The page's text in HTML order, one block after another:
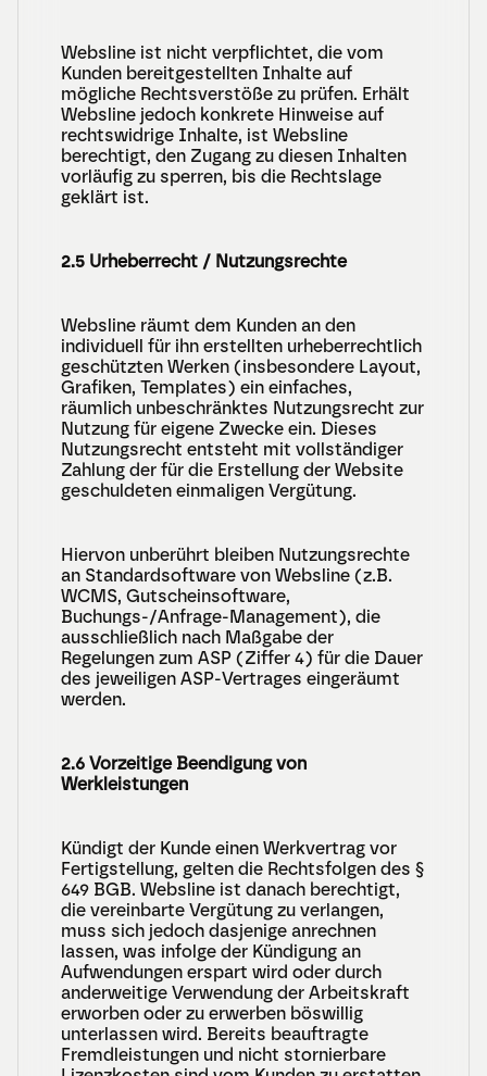
Websline ist nicht verpflichtet, die vom
Kunden bereitgestellten Inhalte auf
mögliche Rechtsverstöße zu prüfen. Erhält
Websline jedoch konkrete Hinweise auf
rechtswidrige Inhalte, ist Websline
berechtigt, den Zugang zu diesen Inhalten
vorläufig zu sperren, bis die Rechtslage
geklärt ist.
2.5 Urheberrecht / Nutzungsrechte
Websline räumt dem Kunden an den
individuell für ihn erstellten urheberrechtlich
geschützten Werken (insbesondere Layout,
Grafiken, Templates) ein einfaches,
räumlich unbeschränktes Nutzungsrecht zur
Nutzung für eigene Zwecke ein. Dieses
Nutzungsrecht entsteht mit vollständiger
Zahlung der für die Erstellung der Website
geschuldeten einmaligen Vergütung.
Hiervon unberührt bleiben Nutzungsrechte
an Standardsoftware von Websline (z.B.
WCMS, Gutscheinsoftware,
Buchungs-/Anfrage-Management), die
ausschließlich nach Maßgabe der
Regelungen zum ASP (Ziffer 4) für die Dauer
des jeweiligen ASP-Vertrages eingeräumt
werden.
2.6 Vorzeitige Beendigung von
Werkleistungen
Kündigt der Kunde einen Werkvertrag vor
Fertigstellung, gelten die Rechtsfolgen des §
649 BGB. Websline ist danach berechtigt,
die vereinbarte Vergütung zu verlangen,
muss sich jedoch dasjenige anrechnen
lassen, was infolge der Kündigung an
Aufwendungen erspart wird oder durch
anderweitige Verwendung der Arbeitskraft
erworben oder zu erwerben böswillig
unterlassen wird. Bereits beauftragte
Fremdleistungen und nicht stornierbare